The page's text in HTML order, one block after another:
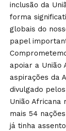
inclusão da
forma
globais do
papel
apoiar a União
aspirações da
divulgado
União Africana
mais 54
já tinha